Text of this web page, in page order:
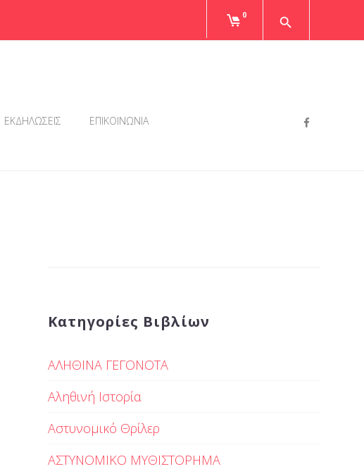
0
ΕΚΔΗΛΩΣΕΙΣ ΕΠΙΚΟΙΝΩΝΙΑ
Κατηγορίες Βιβλίων
ΑΛΗΘΙΝΑ ΓΕΓΟΝΟΤΑ
Αληθινή Ιστορία
Αστυνομικό Θρίλερ
ΑΣΤΥΝΟΜΙΚΟ ΜΥΘΙΣΤΟΡΗΜΑ